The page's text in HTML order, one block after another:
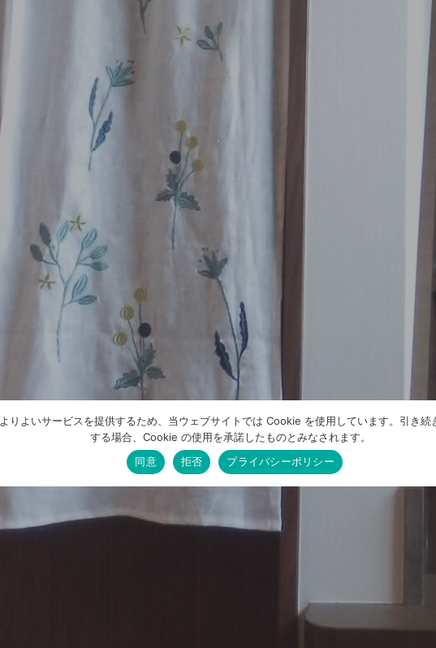
よりよいサービスを提供するため、当ウェブサイトでは Cookie を使用しています。引き続
する場合、Cookie の使用を承諾したものとみなされます。
同意
拒否 プライバシーポリシー